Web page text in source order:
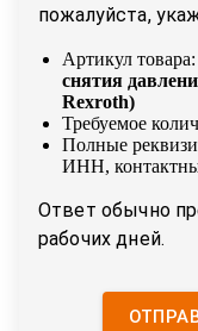
пожалуйста,
Артикул товара:
снятия
Rexroth)
Требуемое
Полные
ИНН,
Ответ обычно
рабочих дней.